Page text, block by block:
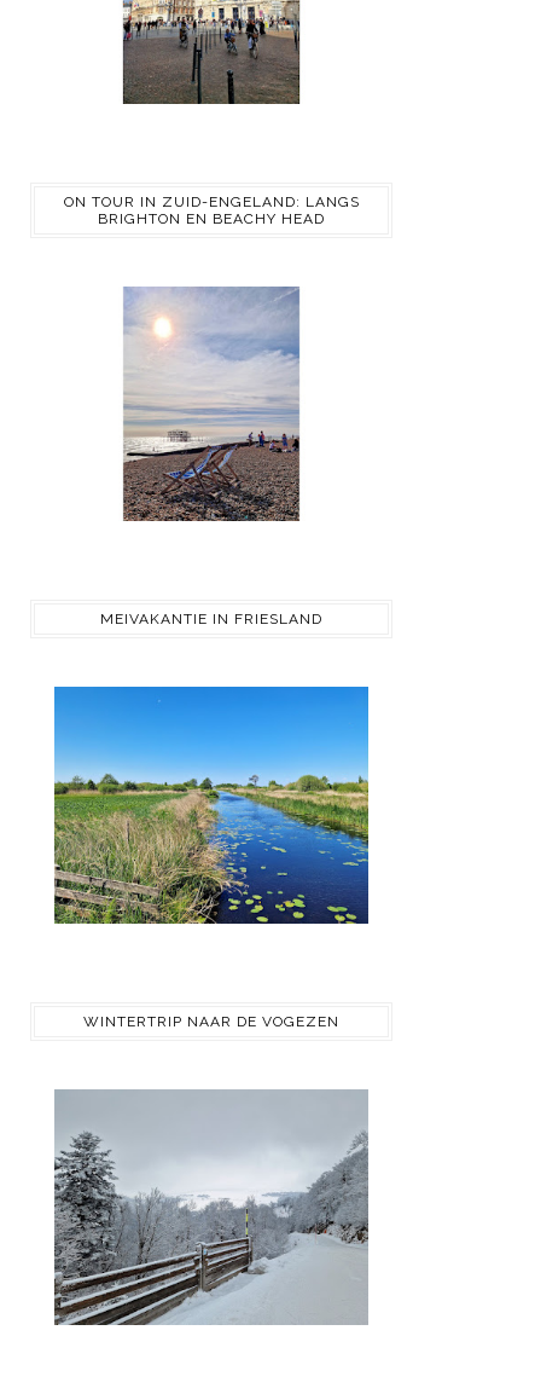
ON TOUR IN ZUID-ENGELAND: LANGS
BRIGHTON EN BEACHY HEAD
MEIVAKANTIE IN FRIESLAND
WINTERTRIP NAAR DE VOGEZEN